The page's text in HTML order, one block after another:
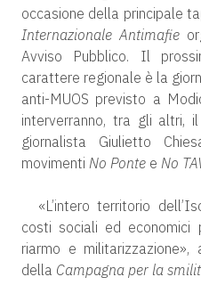
occasione della principale
Internazionale Antimafie
Avviso Pubblico. Il
carattere regionale è la
anti-MUOS previsto a
interverranno, tra gli altri,
giornalista Giulietto
movimenti No Ponte e No
«L’intero territorio
costi sociali ed
riarmo e
della Campagna per la